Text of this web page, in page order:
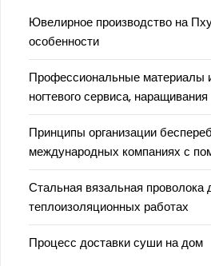
Ювелирное производство на
особенности
Профессиональные материалы
ногтевого сервиса,
Принципы организации
международных компаниях с
Стальная вязальная
теплоизоляционных работах
Процесс доставки суши на дом